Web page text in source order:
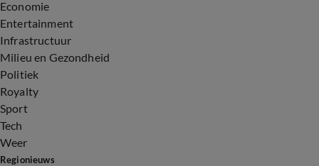
Economie
Entertainment
Infrastructuur
Milieu en Gezondheid
Politiek
Royalty
Sport
Tech
Weer
Regionieuws